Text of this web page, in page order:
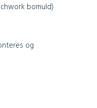
bomuld)
og